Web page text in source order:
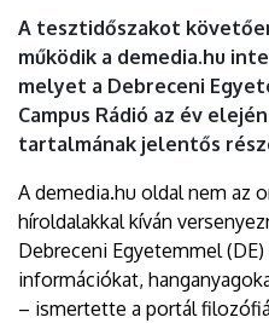
A tesztidőszakot
működik a demedia.hu
melyet a Debreceni
Campus Rádió az év
tartalmának jelentős
A demedia.hu oldal nem az
híroldalakkal kíván
Debreceni Egyetemmel
információkat,
– ismertette a portál